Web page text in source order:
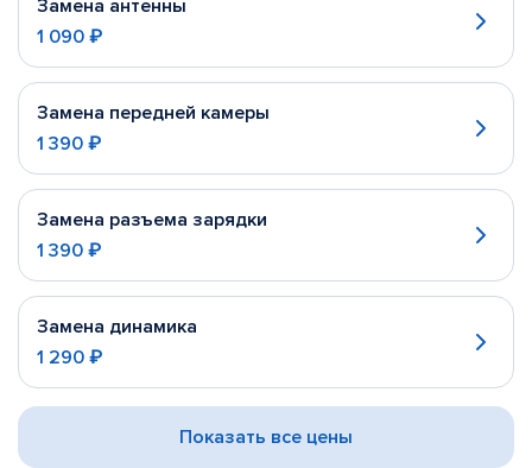
Замена антенны
1 090 ₽
Замена передней камеры
1 390 ₽
Замена разъема зарядки
1 390 ₽
Замена динамика
1 290 ₽
Показать все цены